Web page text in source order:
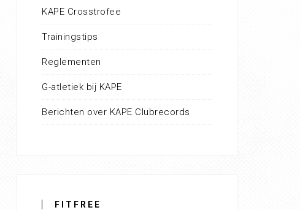
KAPE Crosstrofee
Trainingstips
Reglementen
G-atletiek bij KAPE
Berichten over KAPE Clubrecords
FITFREE